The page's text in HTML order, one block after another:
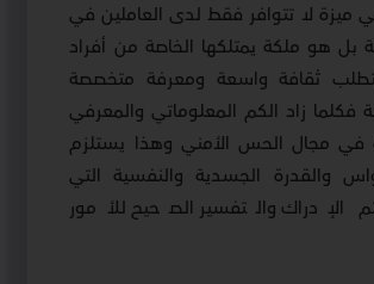
ميزة لا تتوافر فقط لدى العاملين في
هو ملكة يمتلكها الخاصة من أفراد
ثقافة واسعة ومعرفة متخصصة
فكلما زاد الكم المعلوماتي والمعرفي
في مجال الحس الأمني وهذا يستلزم
والقدرة الجسدية والنفسية التي
الإدراك والتفسير الصحيح للأمور